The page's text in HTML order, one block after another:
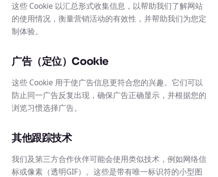
这些 Cookie 以汇总形式收集信息，以帮助我们了解网站
的使用情况，衡量营销活动的有效性，并帮助我们为您定
制体验。
广告（定位）Cookie
这些 Cookie 用于使广告信息更符合您的兴趣。它们可以
防止同一广告反复出现，确保广告正确显示，并根据您的
浏览习惯选择广告。
其他跟踪技术
我们及第三方合作伙伴可能会使用类似技术，例如网络信
标或像素（透明GIF）。这些是带有唯一标识符的小型图